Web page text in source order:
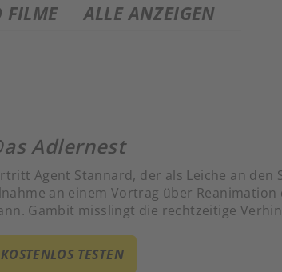
FILME ALLE ANZEIGEN
Adlernest
Agent Stannard, der als Leiche an
an einem Vortrag über
Gambit misslingt die rechtzeitige
TESTEN